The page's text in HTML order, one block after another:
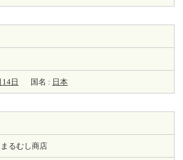
日 国名 : 日本
まるむし商店